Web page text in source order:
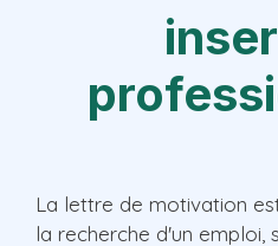
La lettre de motivation
la recherche d'un emploi,